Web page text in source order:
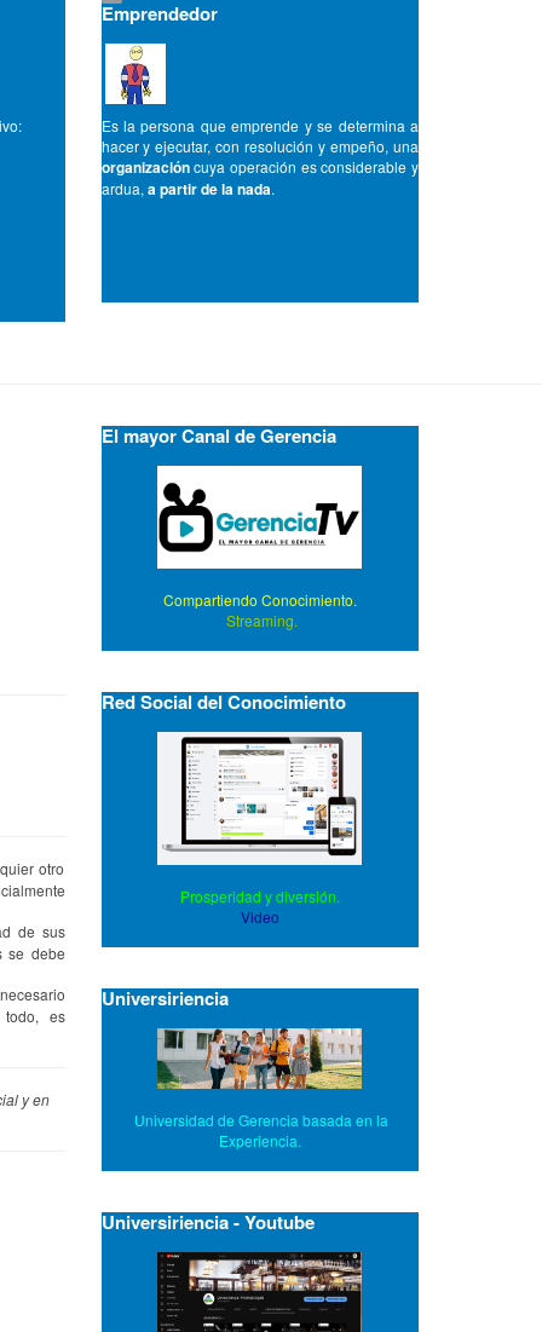
Emprendedor
Es la persona que emprende y se determina a
hacer y ejecutar, con resolución y empeño, una
organizacióncuya operación es considerable y
ardua, a partir de la nada.
otro
de sus
se debe
todo, es
y en
El mayor Canal de Gerencia
Compartiendo Conocimiento.
Streaming.
Red Social del Conocimiento
Prosperidad y diversión.
Video
Universiriencia
Universidad de Gerencia basada en la
Experiencia.
Universiriencia - Youtube